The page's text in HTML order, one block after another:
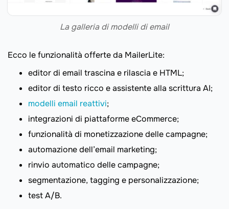
La galleria di modelli di email
Ecco le funzionalità offerte da MailerLite:
editor di email trascina e rilascia e HTML;
editor di testo ricco e assistente alla scrittura AI;
modelli email reattivi;
integrazioni di piattaforme eCommerce;
funzionalità di monetizzazione delle campagne;
automazione dell’email marketing;
rinvio automatico delle campagne;
segmentazione, tagging e personalizzazione;
test A/B.